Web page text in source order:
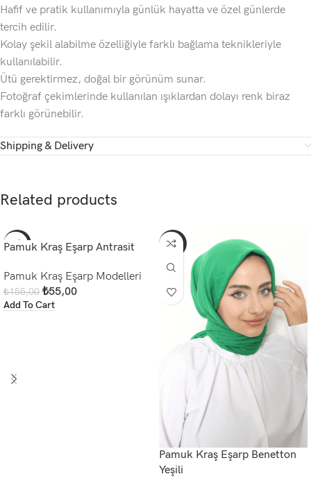
Hafif ve pratik kullanımıyla günlük hayatta ve özel günlerde
tercih edilir.
Kolay şekil alabilme özelliğiyle farklı bağlama teknikleriyle
kullanılabilir.
Ütü gerektirmez, doğal bir görünüm sunar.
Fotoğraf çekimlerinde kullanılan ışıklardan dolayı renk biraz
farklı görünebilir.
Shipping & Delivery
Related products
-65%
Pamuk Kraş Eşarp Antrasit
Pamuk Kraş Eşarp Modelleri
₺155,00 ₺55,00
Add To Cart
-70%
Pamuk Kraş Eşarp Benetton
Yeşili